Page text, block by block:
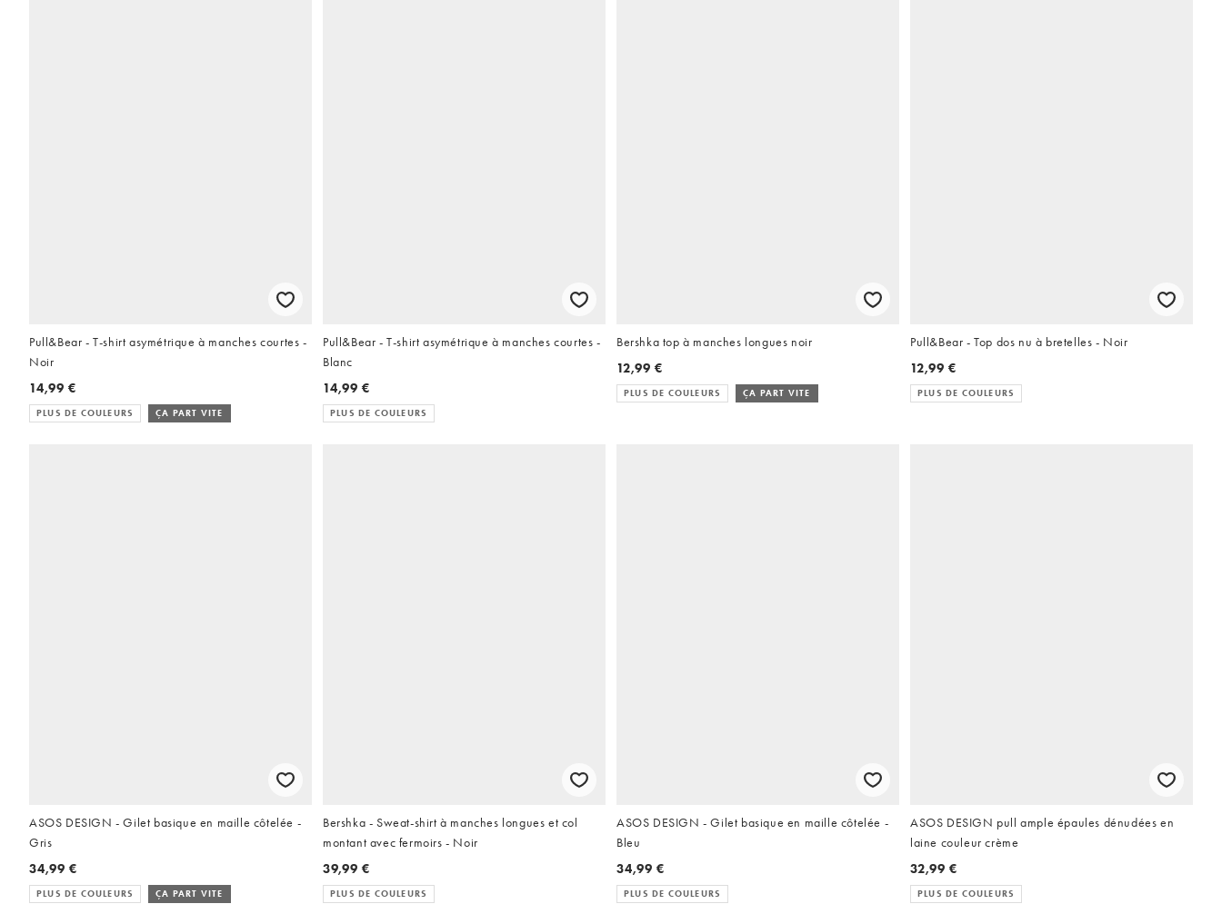
Pull&Bear - T-shirt asymétrique à manches courtes -
Noir
14,99 €
PLUS DE COULEURS ÇA PART VITE
Pull&Bear - T-shirt asymétrique à manches courtes -
Blanc
14,99 €
PLUS DE COULEURS
Bershka top à manches longues noir
12,99 €
PLUS DE COULEURS ÇA PART VITE
Pull&Bear - Top dos nu à bretelles - Noir
12,99 €
PLUS DE COULEURS
ASOS DESIGN - Gilet basique en maille côtelée -
Gris
34,99 €
PLUS DE COULEURS ÇA PART VITE
Bershka - Sweat-shirt à manches longues et col
montant avec fermoirs - Noir
39,99 €
PLUS DE COULEURS
ASOS DESIGN - Gilet basique en maille côtelée -
Bleu
34,99 €
PLUS DE COULEURS
ASOS DESIGN pull ample épaules dénudées en
laine couleur crème
32,99 €
PLUS DE COULEURS